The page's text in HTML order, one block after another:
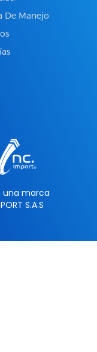
De Manejo
una marca
S.A.S